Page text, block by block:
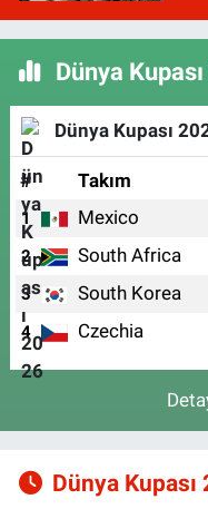
Dünya
Dünya Kupası
# Takım
1 Mexico
2 South Africa
3 South Korea
4 Czechia
Dünya